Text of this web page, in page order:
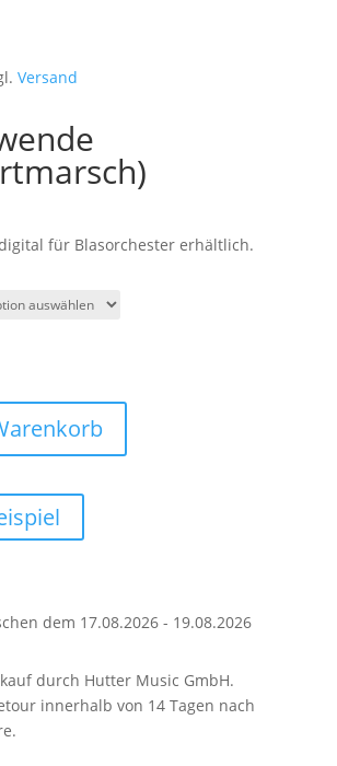
Versand
für Blasorchester erhältlich.
dem 17.08.2026 - 19.08.2026
durch Hutter Music GmbH.
innerhalb von 14 Tagen nach